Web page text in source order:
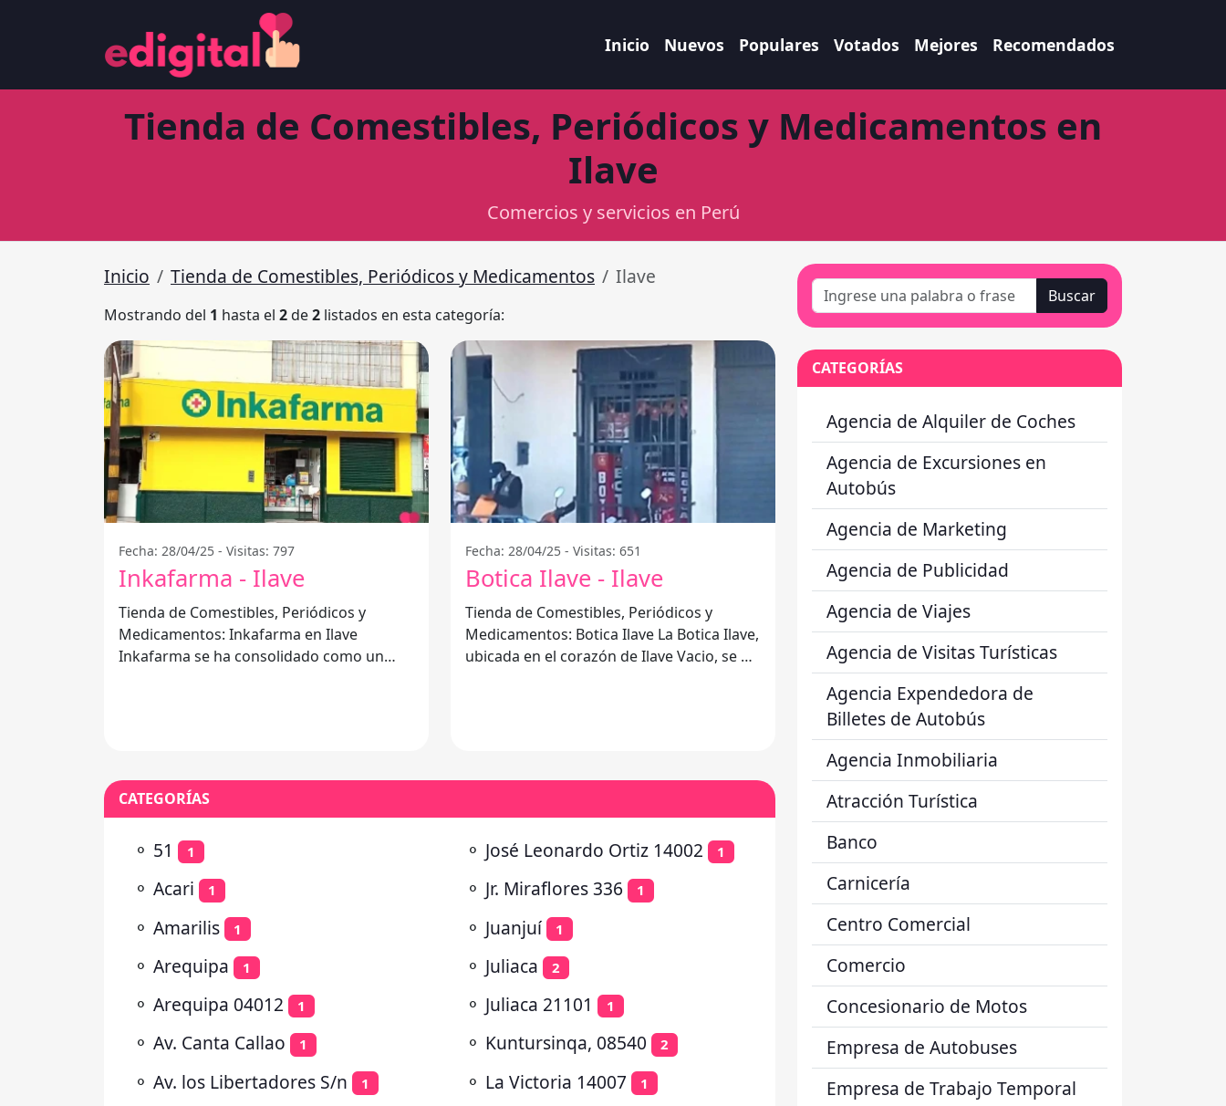
Inicio Nuevos Populares Votados Mejores Recomendados
Tienda de Comestibles, Periódicos y Medicamentos en
Ilave
Comercios y servicios en Perú
Inicio Tienda de Comestibles, Periódicos y Medicamentos Ilave
Mostrando del 1 hasta el 2de2 listados en esta categoría:
Fecha: 28/04/25 - Visitas: 797
Inkafarma - Ilave
Tienda de Comestibles, Periódicos y
Medicamentos: Inkafarma en Ilave
Inkafarma se ha consolidado como un
Fecha: 28/04/25 - Visitas: 651
Botica Ilave - Ilave
Tienda de Comestibles, Periódicos y
Medicamentos: Botica Ilave La Botica Ilave,
ubicada en el corazón de Ilave Vacio, se ha
CATEGORÍAS
⚬ 51 1
⚬ Acari 1
⚬ Amarilis 1
⚬ Arequipa 1
⚬ Arequipa 04012 1
⚬ Av. Canta Callao 1
⚬ Av. los Libertadores S/n 1
⚬ José Leonardo Ortiz 14002 1
⚬ Jr. Miraflores 336 1
⚬ Juanjuí 1
⚬ Juliaca 2
⚬ Juliaca 21101 1
⚬ Kuntursinqa, 08540 2
⚬ La Victoria 14007 1
Buscar
CATEGORÍAS
Agencia de Alquiler de Coches
Agencia de Excursiones en
Autobús
Agencia de Marketing
Agencia de Publicidad
Agencia de Viajes
Agencia de Visitas Turísticas
Agencia Expendedora de
Billetes de Autobús
Agencia Inmobiliaria
Atracción Turística
Banco
Carnicería
Centro Comercial
Comercio
Concesionario de Motos
Empresa de Autobuses
Empresa de Trabajo Temporal